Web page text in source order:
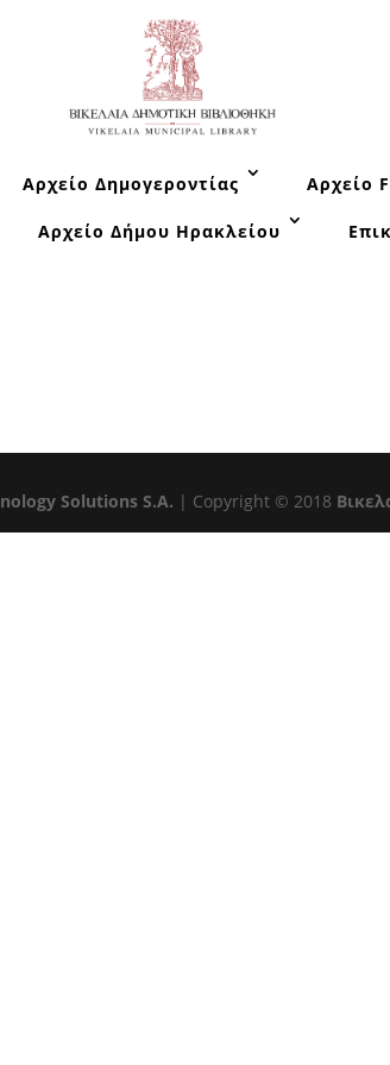
Αρχείο Δημογεροντίας Αρχείο
Αρχείο Δήμου Ηρακλείου
Solutions S.A. | Copyright © 2018